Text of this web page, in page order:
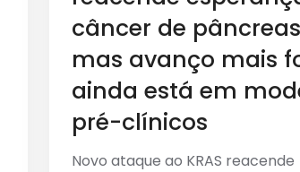
câncer de
mas avanço mais
ainda está em
pré-clínicos
Novo ataque ao KRAS reacende